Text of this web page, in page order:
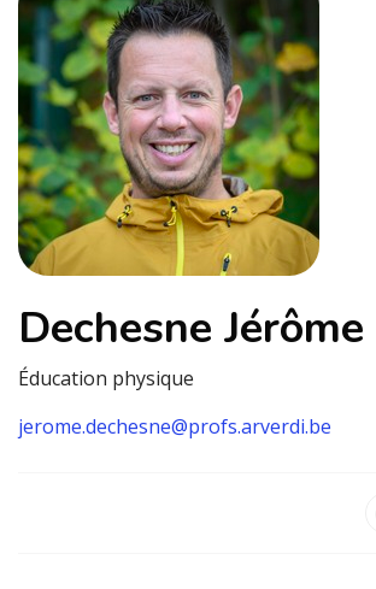
Dechesne Jérôme
Éducation physique
jerome.dechesne@profs.arverdi.be